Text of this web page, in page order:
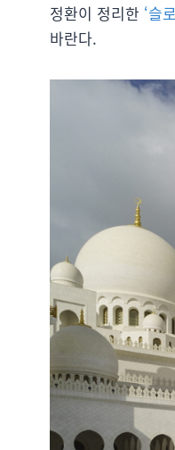
정환이 정리한 ‘슬
바란다.